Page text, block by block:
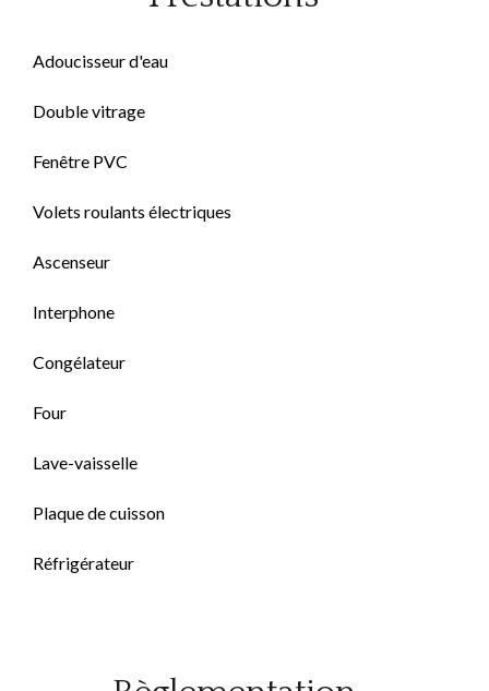
Adoucisseur d'eau
Double vitrage
Fenêtre PVC
Volets roulants électriques
Ascenseur
Interphone
Congélateur
Four
Lave-vaisselle
Plaque de cuisson
Réfrigérateur